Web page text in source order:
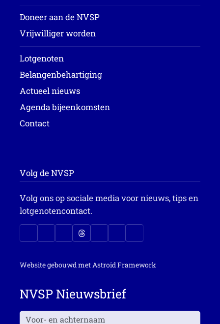
Doneer aan de NVSP
Vrijwilliger worden
Lotgenoten
Belangenbehartiging
Actueel nieuws
Agenda bijeenkomsten
Contact
Volg de NVSP
Volg ons op sociale media voor nieuws, tips en
lotgenotencontact.
Website gebouwd metAstroid Framework
NVSP Nieuwsbrief